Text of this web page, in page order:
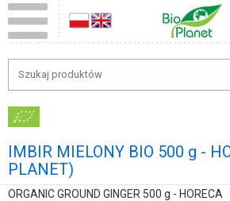
IMBIR MIELONY BIO 500 g -
PLANET)
ORGANIC GROUND GINGER 500 g - HORECA